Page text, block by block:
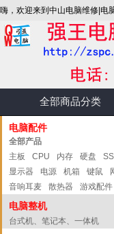
嗨，欢迎来到中山电脑维修|电
全部商品分类
电脑配件
全部产品
主板
CPU 内存 硬盘
显示器
电源 机箱 键鼠
音响耳麦
散热器 游戏配件
电脑整机
台式机、笔记本、一体机